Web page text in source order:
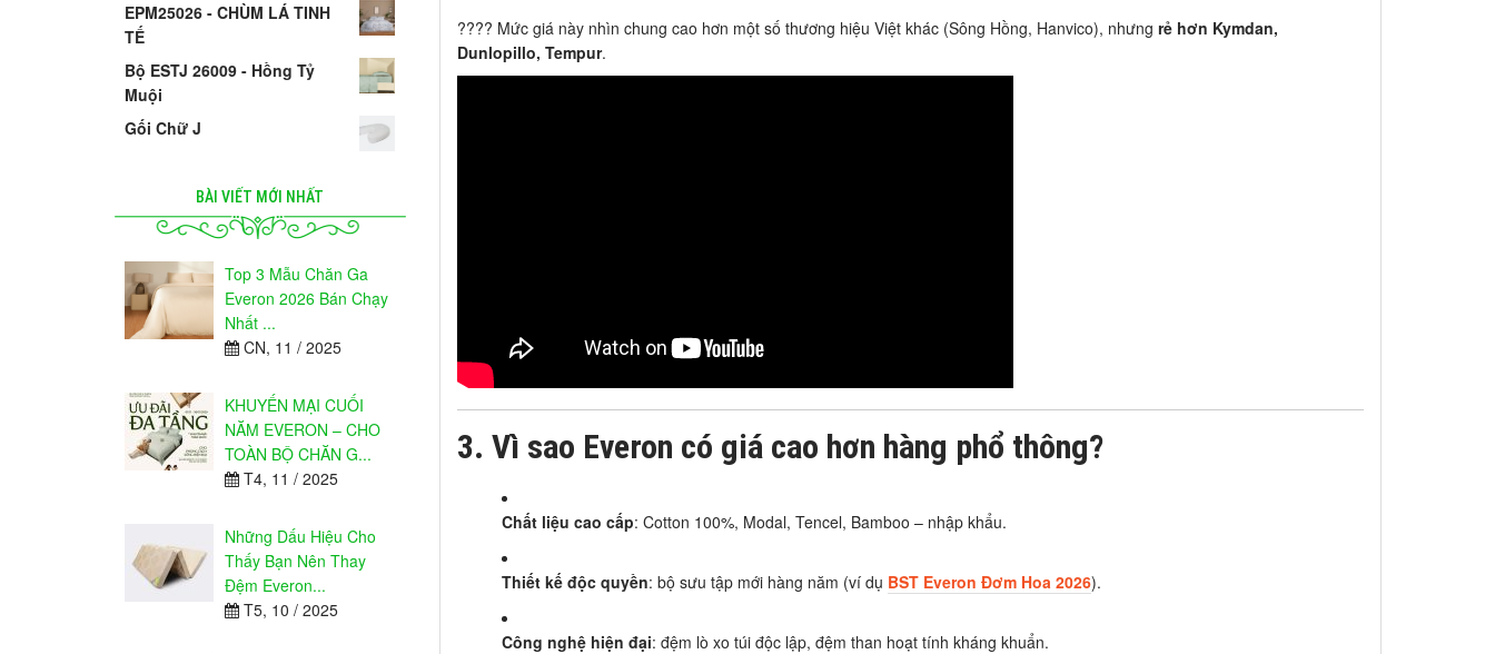
EPM25026 - CHÙM LÁ TINH
TẾ
Bộ ESTJ 26009 - Hồng Tỷ
Muội
Gối Chữ J
BÀI VIẾT MỚI NHẤT
Top 3 Mẫu Chăn Ga
Everon 2026 Bán Chạy
Nhất ...
CN, 11 / 2025
KHUYẾN MẠI CUỐI
NĂM EVERON – CHO
TOÀN BỘ CHĂN G...
T4, 11 / 2025
Những Dấu Hiệu Cho
Thấy Bạn Nên Thay
Đệm Everon...
T5, 10 / 2025
???? Mức giá này nhìn chung cao hơn một số thương hiệu Việt khác (Sông Hồng, Hanvico), nhưng rẻ hơn Kymdan,
Dunlopillo, Tempur.
3. Vì sao Everon có giá cao hơn hàng phổ thông?
Chất liệu cao cấp: Cotton 100%, Modal, Tencel, Bamboo – nhập khẩu.
Thiết kế độc quyền: bộ sưu tập mới hàng năm (ví dụ BST Everon Đơm Hoa 2026).
Công nghệ hiện đại: đệm lò xo túi độc lập, đệm than hoạt tính kháng khuẩn.